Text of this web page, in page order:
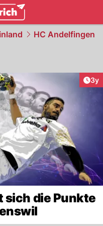
HC Andelfingen
3y
sich die Punkte